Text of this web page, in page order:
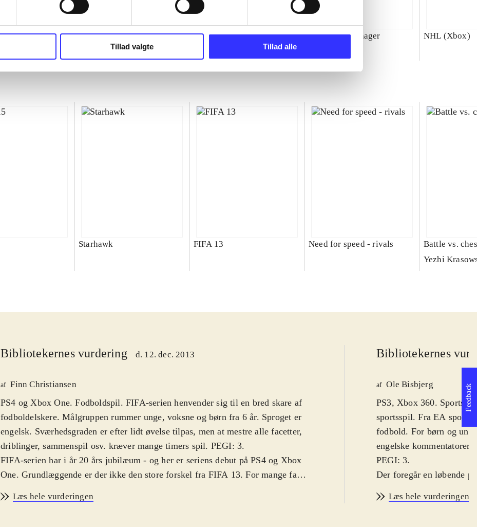
Tillad valgte Tillad alle
NBA live (Pc)
Superbike 2000 : SBK
championship
Total club manager NHL (Xbox)
Starhawk FIFA 13 Need for speed - rivals
Battle vs.
Yezhi
Bibliotekernes vurdering d. 12. dec. 2013
af Finn Christiansen
PS4 og Xbox One. Fodboldspil. FIFA-serien henvender sig til en bred skare af
fodboldelskere. Målgruppen rummer unge, voksne og børn fra 6 år. Sproget er
engelsk. Sværhedsgraden er efter lidt øvelse tilpas, men at mestre alle facetter,
driblinger, sammenspil osv. kræver mange timers spil. PEGI: 3.
FIFA-serien har i år 20 års jubilæum - og her er seriens debut på PS4 og Xbox
One. Grundlæggende er der ikke den store forskel fra FIFA 13. For mange fans
sæsonen er med, så spillerne på skærmen har de rigtige navne og sæson-trøjer.
Læs hele vurderingen
Bibliotekernes
af Ole Bisbjerg
PS3, Xbox 360.
sportsspil. Fra EA sports
fodbold. For børn og
engelske
PEGI: 3.
Der foregår en løbende
grundlæggende
Læs hele vurderingen
Feedback